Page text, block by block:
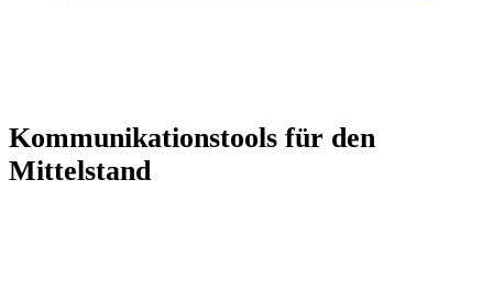
Kommunikationstools für den
Mittelstand